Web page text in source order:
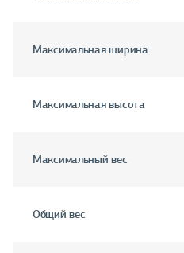
Максимальная ширина
Максимальная высота
Максимальный вес
Общий вес